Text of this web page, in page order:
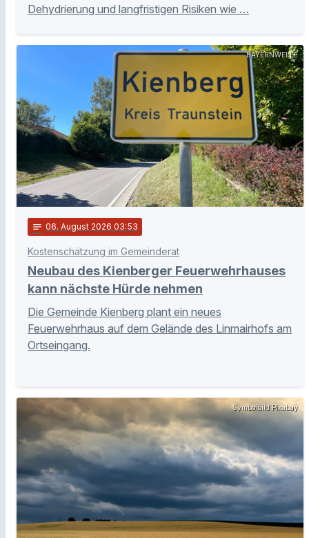
Dehydrierung und langfristigen Risiken wie …
BAYERNWELLE
notes 06. August 2026 03:53
Kostenschätzung im Gemeinderat
Neubau des Kienberger Feuerwehrhauses
kann nächste Hürde nehmen
Die Gemeinde Kienberg plant ein neues
Feuerwehrhaus auf dem Gelände des Linmairhofs am
Ortseingang.
Symbolbild Pixabay